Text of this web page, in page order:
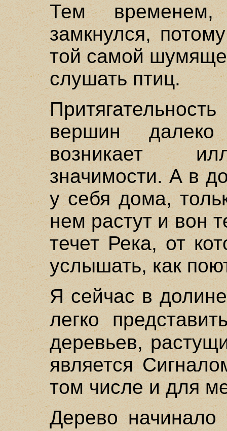
Тем
замкнулся,
той самой
слушать птиц.
вершин
возникает
значимости. А в
у себя дома,
нем растут и вон
течет Река, от
услышать, как
Я сейчас в
легко
деревьев,
является
том числе и для
Дерево начинало